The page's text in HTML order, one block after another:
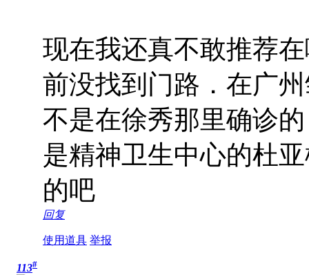
现在我还真不敢推荐
前没找到门路．在广
不是在徐秀那里确诊
是精神卫生中心的杜
的吧
回复
使用道具 举报
113#